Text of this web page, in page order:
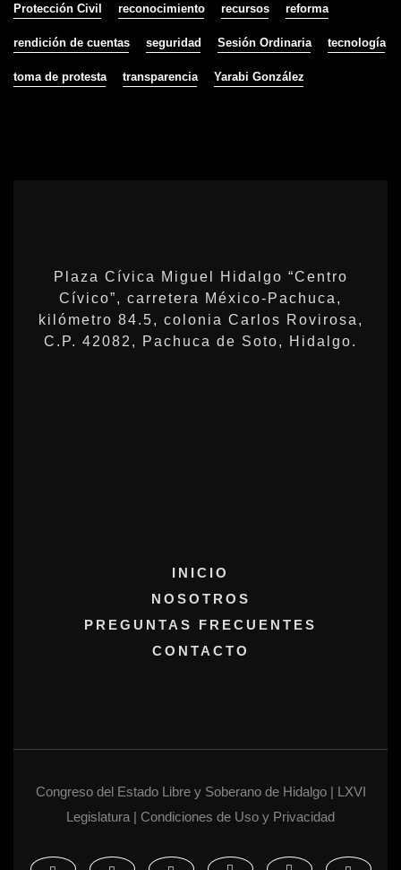
Protección Civil reconocimiento recursos reforma
rendición de cuentas seguridad Sesión Ordinaria tecnología
toma de protesta transparencia Yarabi González
Plaza Cívica Miguel Hidalgo “Centro
Cívico”, carretera México-Pachuca,
kilómetro 84.5, colonia Carlos Rovirosa,
C.P. 42082, Pachuca de Soto, Hidalgo.
INICIO
NOSOTROS
PREGUNTAS FRECUENTES
CONTACTO
Congreso del Estado Libre y Soberano de Hidalgo | LXVI
Legislatura | Condiciones de Uso y Privacidad